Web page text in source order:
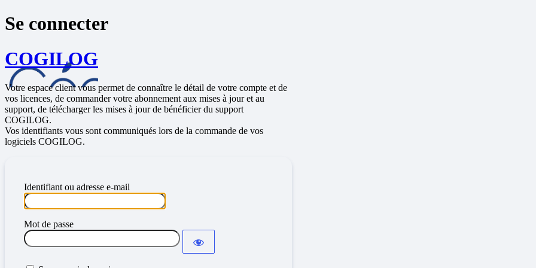
Se connecter
COGILOG
Votre espace client vous permet de connaître le détail de votre compte et de
vos licences, de commander votre abonnement aux mises à jour et au
support, de télécharger les mises à jour de bénéficier du support
COGILOG.
Vos identifiants vous sont communiqués lors de la commande de vos
logiciels COGILOG.
Identifiant ou adresse e-mail
Mot de passe